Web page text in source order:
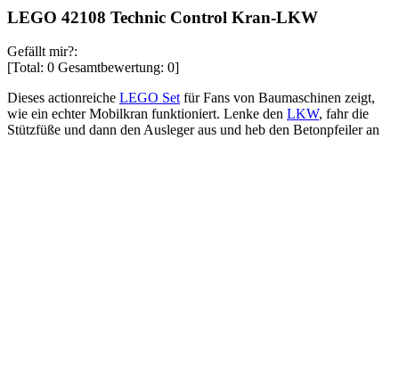
LEGO 42108 Technic Control Kran-LKW
Gefällt mir?:
[Total: 0 Gesamtbewertung: 0]
Dieses actionreiche LEGO Set für Fans von Baumaschinen zeigt,
wie ein echter Mobilkran funktioniert. Lenke den LKW, fahr die
Stützfüße und dann den Ausleger aus und heb den Betonpfeiler an